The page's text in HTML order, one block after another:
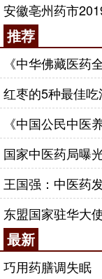
安徽亳州药市
推荐
《中华佛藏医药
红枣的5种最佳吃
《中国公民中医
国家中医药局曝
王国强：中医药
东盟国家驻华大
最新
巧用药膳调失眠